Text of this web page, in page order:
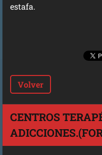
estafa.
Volver
CENTROS